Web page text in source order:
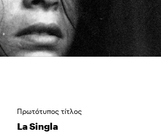
Πρωτότυπος τίτλος
La Singla